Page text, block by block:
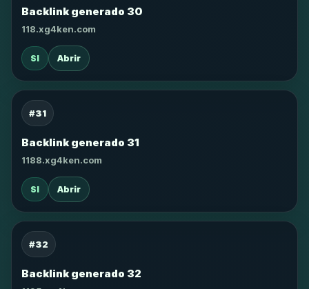
Backlink generado 30
118.xg4ken.com
SI Abrir
#31
Backlink generado 31
1188.xg4ken.com
SI Abrir
#32
Backlink generado 32